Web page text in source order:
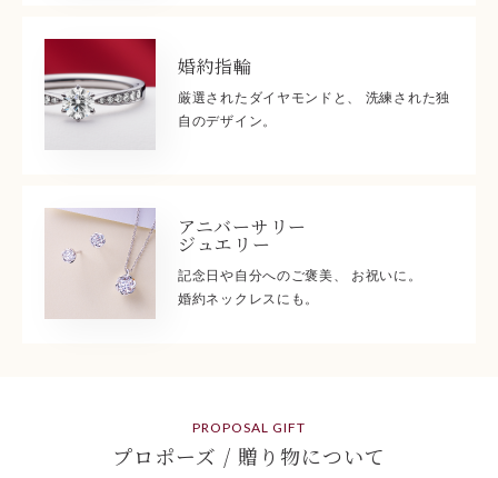
婚約指輪
厳選されたダイヤモンドと、 洗練された独
自のデザイン。
アニバーサリー
ジュエリー
記念日や自分へのご褒美、 お祝いに。
婚約ネックレスにも。
PROPOSAL GIFT
プロポーズ / 贈り物について